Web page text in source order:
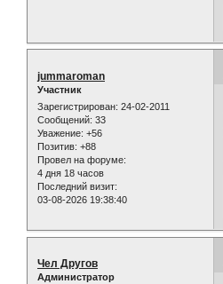
jummaroman
Участник
Зарегистрирован: 24-02-2011
Сообщений: 33
Уважение: +56
Позитив: +88
Провел на форуме:
4 дня 18 часов
Последний визит:
03-08-2026 19:38:40
Чел Другов
Администратор